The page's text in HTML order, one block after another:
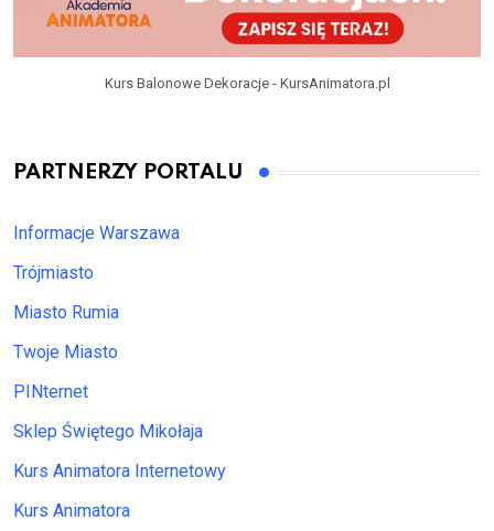
Kurs Balonowe Dekoracje - KursAnimatora.pl
PARTNERZY PORTALU
Informacje Warszawa
Trójmiasto
Miasto Rumia
Twoje Miasto
PINternet
Sklep Świętego Mikołaja
Kurs Animatora Internetowy
Kurs Animatora